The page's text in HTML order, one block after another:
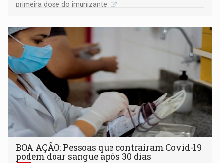
primeira dose do imunizante
BOA AÇÃO: Pessoas que contraíram Covid-19
podem doar sangue após 30 dias